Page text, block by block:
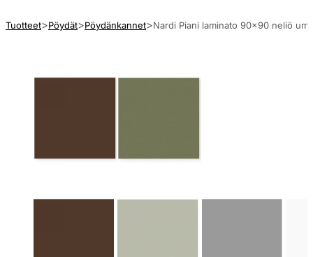
Tuotteet Pöydät Pöydänkannet Nardi Piani laminato 90×90 neliö